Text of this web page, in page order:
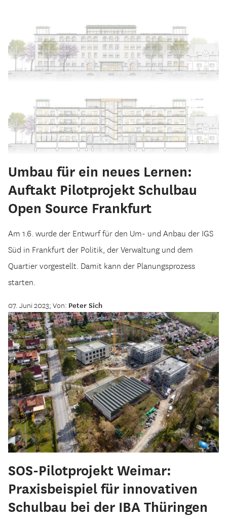
Umbau für ein neues Lernen:
Auftakt Pilotprojekt Schulbau
Open Source Frankfurt
Am 1.6. wurde der Entwurf für den Um- und Anbau der IGS
Süd in Frankfurt der Politik, der Verwaltung und dem
Quartier vorgestellt. Damit kann der Planungsprozess
starten.
07. Juni 2023; Von: Peter Sich
SOS-Pilotprojekt Weimar:
Praxisbeispiel für innovativen
Schulbau bei der IBA Thüringen